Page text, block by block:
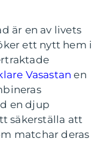
är en av livets
ett nytt hem i
Vasastan en
en djup
säkerställa att
matchar deras